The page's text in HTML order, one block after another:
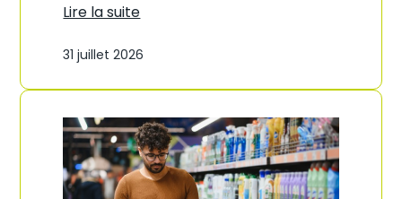
’
m
p
r
t
a
t
i
o
n
Lire la suite
n
i
e
d
e
s
31 juillet 2026